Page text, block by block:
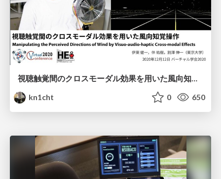
視聴触覚間のクロスモーダル効果を用いた風向知覚操作 / Manipulating the Perceived Directions of Wind by Visuo-Audio-Haptic Cross-Modal Effects
kn1cht
0 650